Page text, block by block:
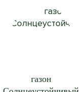
газон